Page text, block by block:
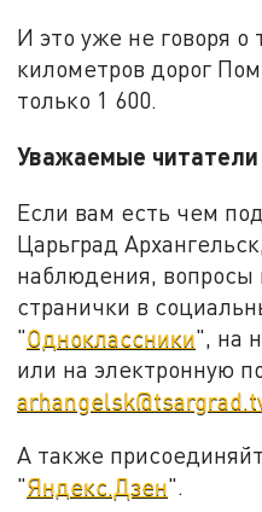
И это уже не говоря
километров дорог
только 1 600.
Уважаемые
Если вам есть чем
Царьград
наблюдения, вопросы
странички в
"Одноклассники", на
или на электронную
А также
"Яндекс.Дзен".